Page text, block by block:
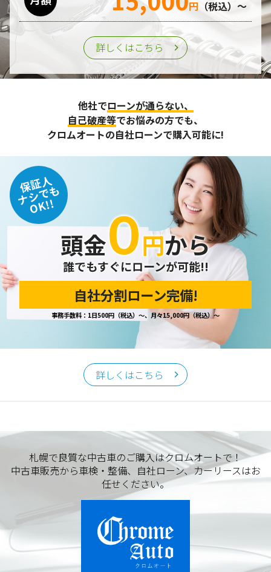
個人情報は、ご本人の同意を得た場合または法令の定めがあ
る場合を除き、第三者に提供することはいたしません。
個人情報の管理
失、破壊、改ざん及び漏えいなどに対する予防ならびに是正
に努め、合理的な安全対策を講じます。
また、個人情報保護に関する法令およびその他の規範を遵守
するとともに、この方針に基づく個人情報保護規程や体制を
定め、その内容を継続的に見直し、改善に努めます。
個人情報の訂正･削除・開示
ご本人から、登録されている個人情報について訂正・削除・
開示の請求があった場合は、迅速に対応いたします。
当ホームページが保有する個人情報の取り扱い、および訂
正・削除・開示等に関するお問い合わせ先は、以下の通りで
個人情報保護担当窓口
当社の「個人情報の取扱い」に関するお問い合わせは、下記
クロムオート
〒002-0865 札幌市北区屯田町740
TEL／011-790-7766FAX／011-790-6818
円 （税込）～
詳しくはこちら
他社でローンが通らない、
自己破産等でお悩みの方でも、
クロムオートの自社ローンで購入可能に!
保証人
ナシでも
OK!!
頭金０円から
誰でもすぐにローンが可能!!
自社分割ローン完備!
事務手数料：1日500円（税込）～、月々15,000円（税込）～
詳しくはこちら
札幌で良質な中古車のご購入はクロムオートで！
中古車販売から車検・整備、自社ローン、カーリースはお
任せください。